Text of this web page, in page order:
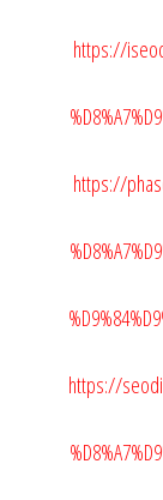
https://
https://
https://